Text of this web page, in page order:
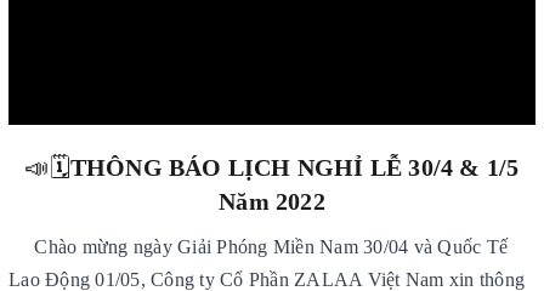
📣🗓️THÔNG BÁO LỊCH NGHỈ LỄ 30/4 & 1/5
Năm 2022
Chào mừng ngày Giải Phóng Miền Nam 30/04 và Quốc Tế
Lao Động 01/05, Công ty Cổ Phần ZALAA Việt Nam xin thông